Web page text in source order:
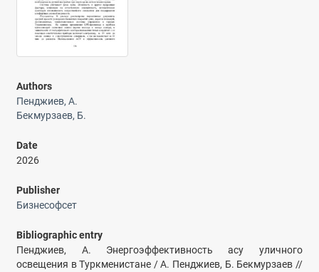
Authors
Пенджиев, А.
Бекмурзаев, Б.
Date
2026
Publisher
Бизнесофсет
Bibliographic entry
Пенджиев, А. Энергоэффективность асу уличного
освещения в Туркменистане / А. Пенджиев, Б. Бекмурзаев //